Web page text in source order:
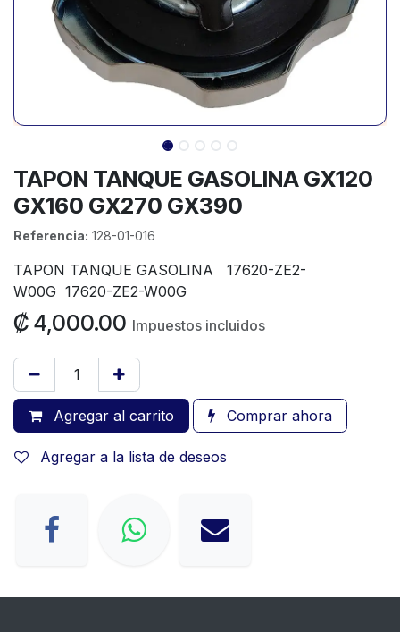
TAPON TANQUE GASOLINA GX120
GX160 GX270 GX390
Referencia: 128-01-016
TAPON TANQUE GASOLINA 17620-ZE2-
W00G 17620-ZE2-W00G
₡ 4,000.00 Impuestos incluidos
Agregar al carrito Comprar ahora
Agregar a la lista de deseos